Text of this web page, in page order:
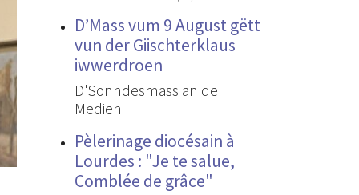
D’Mass vum 9 August gëtt
vun der Giischterklaus
iwwerdroen
D'Sonndesmass an de
Medien
Pèlerinage diocésain à
Lourdes : "Je te salue,
Comblée de grâce"